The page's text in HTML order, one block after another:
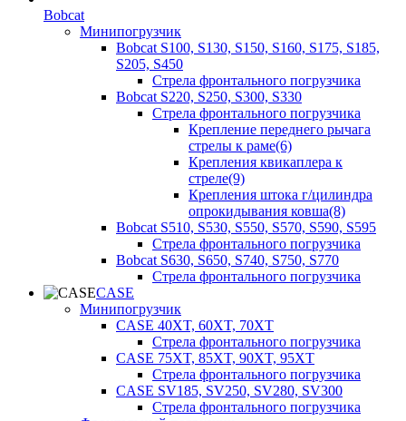
Bobcat
Минипогрузчик
Bobcat S100, S130, S150, S160, S175, S185,
S205, S450
Стрела фронтального погрузчика
Bobcat S220, S250, S300, S330
Стрела фронтального погрузчика
Крепление переднего рычага
стрелы к раме(6)
Крепления квикаплера к
стреле(9)
Крепления штока г/цилиндра
опрокидывания ковша(8)
Bobcat S510, S530, S550, S570, S590, S595
Стрела фронтального погрузчика
Bobcat S630, S650, S740, S750, S770
Стрела фронтального погрузчика
CASE
Минипогрузчик
CASE 40XT, 60XT, 70XT
Стрела фронтального погрузчика
CASE 75XT, 85XT, 90XT, 95XT
Стрела фронтального погрузчика
CASE SV185, SV250, SV280, SV300
Стрела фронтального погрузчика